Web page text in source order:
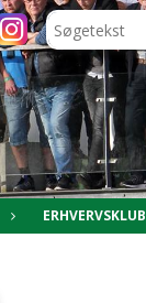
ERHVERVSKLUB